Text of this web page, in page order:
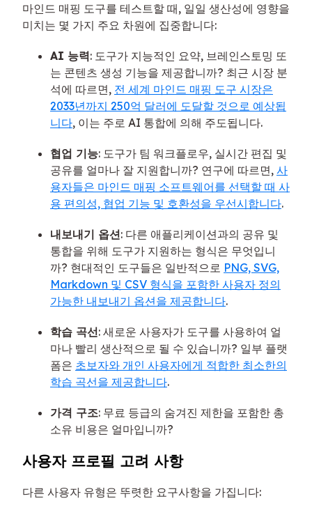
마인드 매핑 도구를 테스트할 때, 일일 생산성에 영향을
미치는 몇 가지 주요 차원에 집중합니다:
AI 능력: 도구가 지능적인 요약, 브레인스토밍 또
는 콘텐츠 생성 기능을 제공합니까? 최근 시장 분
석에 따르면, 전 세계 마인드 매핑 도구 시장은
2033년까지 250억 달러에 도달할 것으로 예상됩
니다, 이는 주로 AI 통합에 의해 주도됩니다.
협업 기능: 도구가 팀 워크플로우, 실시간 편집 및
공유를 얼마나 잘 지원합니까? 연구에 따르면, 사
용자들은 마인드 매핑 소프트웨어를 선택할 때 사
용 편의성, 협업 기능 및 호환성을 우선시합니다.
내보내기 옵션: 다른 애플리케이션과의 공유 및
통합을 위해 도구가 지원하는 형식은 무엇입니
까? 현대적인 도구들은 일반적으로 PNG, SVG,
Markdown 및 CSV 형식을 포함한 사용자 정의
가능한 내보내기 옵션을 제공합니다.
학습 곡선: 새로운 사용자가 도구를 사용하여 얼
마나 빨리 생산적으로 될 수 있습니까? 일부 플랫
폼은 초보자와 개인 사용자에게 적합한 최소한의
학습 곡선을 제공합니다.
가격 구조: 무료 등급의 숨겨진 제한을 포함한 총
소유 비용은 얼마입니까?
사용자 프로필 고려 사항
다른 사용자 유형은 뚜렷한 요구사항을 가집니다: